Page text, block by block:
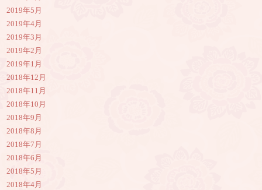
2019年5月
2019年4月
2019年3月
2019年2月
2019年1月
2018年12月
2018年11月
2018年10月
2018年9月
2018年8月
2018年7月
2018年6月
2018年5月
2018年4月